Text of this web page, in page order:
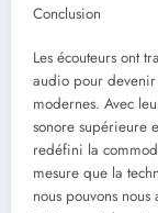
Conclusion
Les écouteurs ont
audio pour devenir
modernes. Avec
sonore supérieure
redéfini la
mesure que la
nous pouvons